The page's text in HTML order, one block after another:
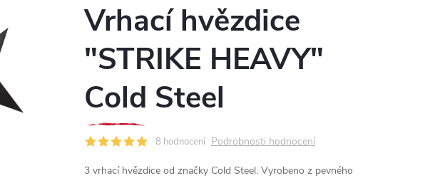
Vrhací hvězdice
"STRIKE HEAVY"
Cold Steel
8 hodnocení Podrobnosti hodnocení
3 vrhací hvězdice od značky Cold Steel. Vyrobeno z pevného